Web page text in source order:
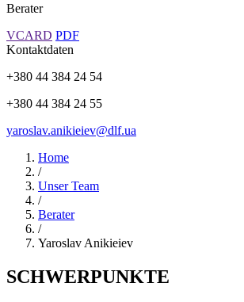
Berater
VCARD PDF
Kontaktdaten
+380 44 384 24 54
+380 44 384 24 55
yaroslav.anikieiev@dlf.ua
Home
/
Unser Team
/
Berater
/
Yaroslav Anikieiev
SCHWERPUNKTE